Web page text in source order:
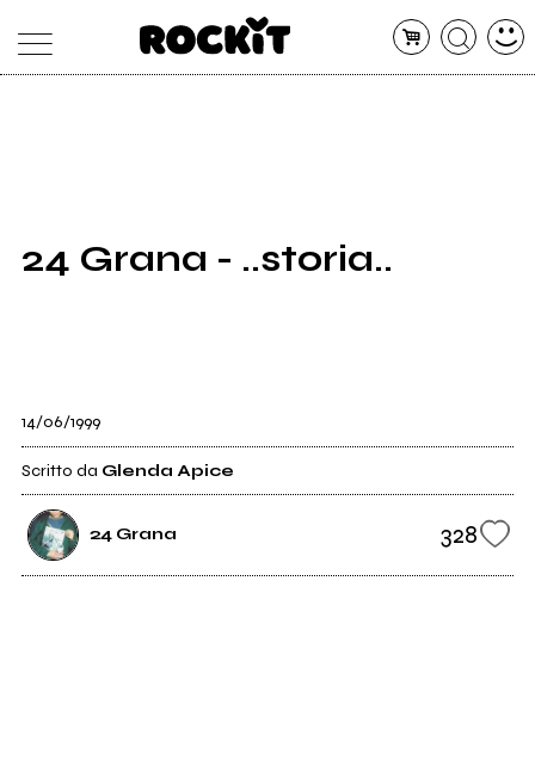
SHOP
24 Grana - ..storia..
14/06/1999
Scritto da Glenda Apice
24 Grana 328